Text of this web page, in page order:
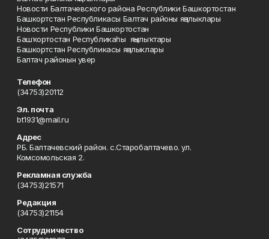
Новости Балтачевского района Республики Башкортостан
Башкортстан Республикасы Балтач районы яңалыклары
Новости Республики Башкортостан
Башҡортостан Республикаһы яңылыҡтары
Башкортстан Республикасы яңалыклары
Балтач районын увер
Телефон
(34753)20112
Эл. почта
bt1931@mail.ru
Адрес
РБ. Балтачевский район. с.Старобалтачево. ул.
Комсомольская 2.
Рекламная служба
(34753)21571
Редакция
(34753)21154
Сотрудничество